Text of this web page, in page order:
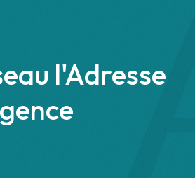
l'Adresse